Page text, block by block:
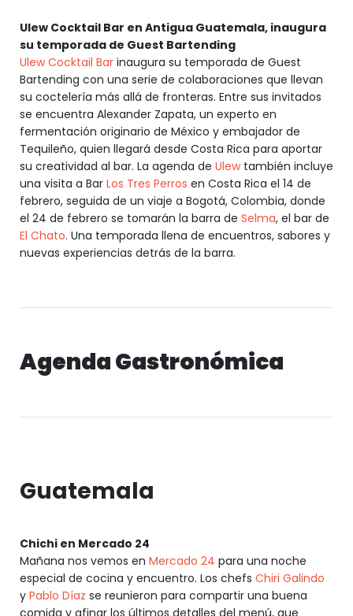
Ulew Cocktail Bar en Antigua Guatemala, inaugura
su temporada de Guest Bartending
Ulew Cocktail Bar inaugura su temporada de Guest
Bartending con una serie de colaboraciones que llevan
su coctelería más allá de fronteras. Entre sus invitados
se encuentra Alexander Zapata, un experto en
fermentación originario de México y embajador de
Tequileño, quien llegará desde Costa Rica para aportar
su creatividad al bar. La agenda de Ulewtambién incluye
una visita a Bar Los Tres Perros en Costa Rica el 14 de
febrero, seguida de un viaje a Bogotá, Colombia, donde
el 24 de febrero se tomarán la barra de Selma, el bar de
El Chato. Una temporada llena de encuentros, sabores y
nuevas experiencias detrás de la barra.
Agenda Gastronómica
Guatemala
Chichi en Mercado 24
Mañana nos vemos en Mercado 24 para una noche
especial de cocina y encuentro. Los chefs Chiri Galindo
y Pablo Díaz se reunieron para compartir una buena
comida y afinar los últimos detalles del menú, que